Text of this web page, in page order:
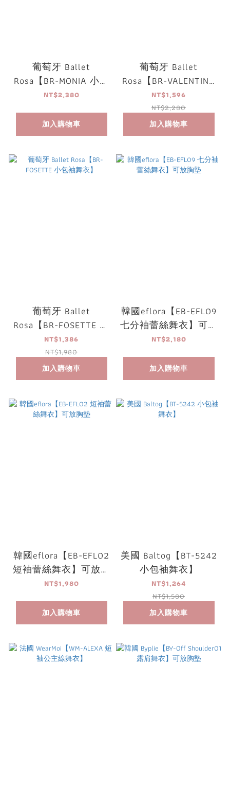
葡萄牙 Ballet
Rosa【BR-MONIA 小包
袖舞衣】
NT$2,380
加入購物車
葡萄牙 Ballet
Rosa【BR-VALENTINA
長袖舞衣】
NT$1,596
NT$2,280
加入購物車
葡萄牙 Ballet
Rosa【BR-FOSETTE 小
包袖舞衣】
NT$1,386
NT$1,980
加入購物車
韓國eflora【EB-EFL09
七分袖蕾絲舞衣】可放
胸墊
NT$2,180
加入購物車
韓國eflora【EB-EFL02
短袖蕾絲舞衣】可放胸
墊
NT$1,980
加入購物車
美國 Baltog【BT-5242
小包袖舞衣】
NT$1,264
NT$1,580
加入購物車